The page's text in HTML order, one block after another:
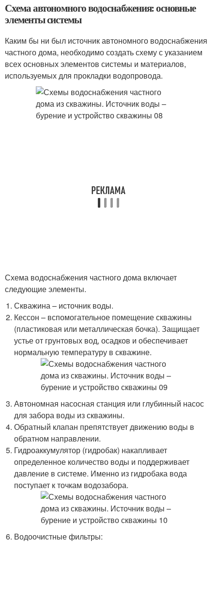
Схема автономного водоснабжения: основные
элементы системы
Каким бы ни был источник автономного водоснабжения
частного дома, необходимо создать схему с указанием
всех основных элементов системы и материалов,
используемых для прокладки водопровода.
Схема водоснабжения частного дома включает
следующие элементы.
Скважина – источник воды.
Кессон – вспомогательное помещение скважины
(пластиковая или металлическая бочка). Защищает
устье от грунтовых вод, осадков и обеспечивает
нормальную температуру в скважине.
Автономная насосная станция или глубинный насос
для забора воды из скважины.
Обратный клапан препятствует движению воды в
обратном направлении.
Гидроаккумулятор (гидробак) накапливает
определенное количество воды и поддерживает
давление в системе. Именно из гидробака вода
поступает к точкам водозабора.
Водоочистные фильтры: